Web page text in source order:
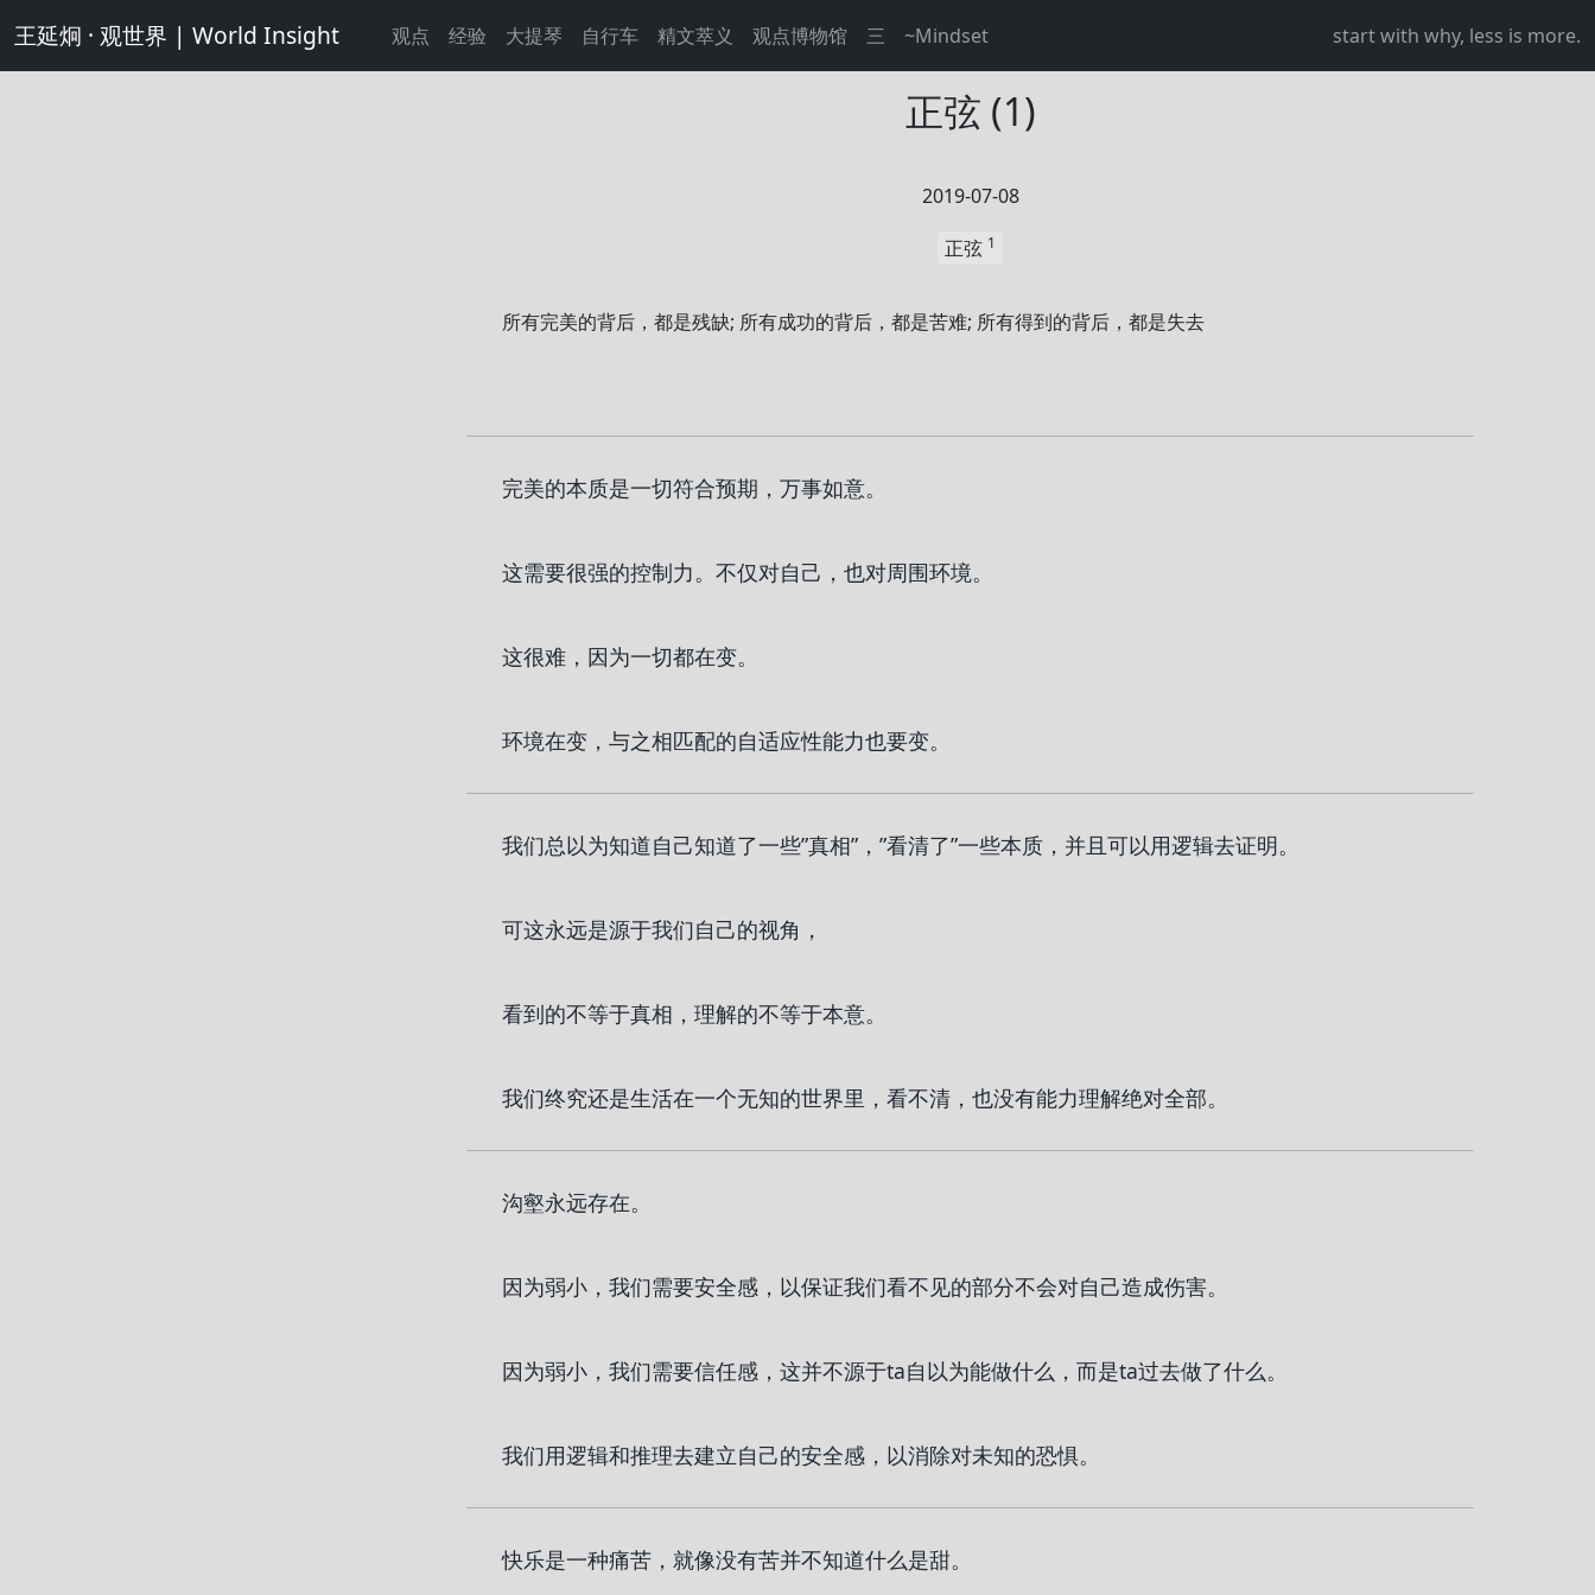
王延炯 · 观世界 | World Insight 观点 经验 大提琴 自行车 精文萃义 观点博物馆 三 ~Mindset start with why, less is more.
正弦 (1)
2019-07-08
正弦 1
所有完美的背后，都是残缺; 所有成功的背后，都是苦难; 所有得到的背后，都是失去
完美的本质是一切符合预期，万事如意。
这需要很强的控制力。不仅对自己，也对周围环境。
这很难，因为一切都在变。
环境在变，与之相匹配的自适应性能力也要变。
我们总以为知道自己知道了一些”真相”，”看清了”一些本质，并且可以用逻辑去证明。
可这永远是源于我们自己的视角，
看到的不等于真相，理解的不等于本意。
我们终究还是生活在一个无知的世界里，看不清，也没有能力理解绝对全部。
沟壑永远存在。
因为弱小，我们需要安全感，以保证我们看不见的部分不会对自己造成伤害。
因为弱小，我们需要信任感，这并不源于ta自以为能做什么，而是ta过去做了什么。
我们用逻辑和推理去建立自己的安全感，以消除对未知的恐惧。
快乐是一种痛苦，就像没有苦并不知道什么是甜。